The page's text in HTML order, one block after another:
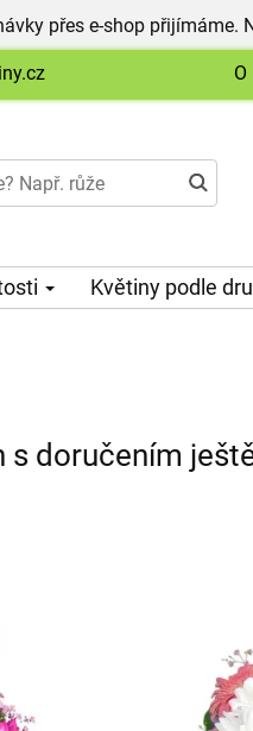
přes e-shop přijímáme.
O
Květiny podle
s doručením